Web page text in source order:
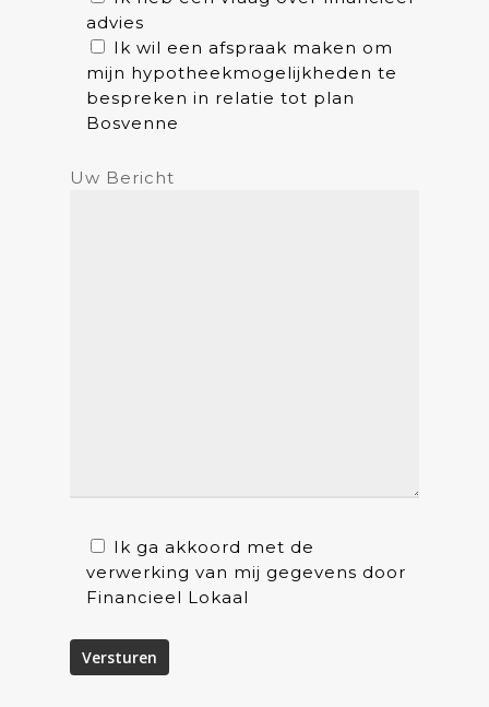
advies
Ik wil een afspraak maken om
mijn hypotheekmogelijkheden te
bespreken in relatie tot plan
Bosvenne
Uw Bericht
Ik ga akkoord met de
verwerking van mij gegevens door
Financieel Lokaal